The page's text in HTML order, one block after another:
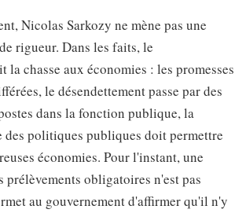
Nicolas Sarkozy ne mène pas une
rigueur. Dans les faits, le
la chasse aux économies : les promesses
le désendettement passe par des
dans la fonction publique, la
des politiques publiques doit permettre
économies. Pour l'instant, une
prélèvements obligatoires n'est pas
au gouvernement d'affirmer qu'il n'y